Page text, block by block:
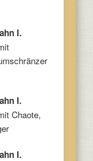
I.
I.
Chaote,
I.